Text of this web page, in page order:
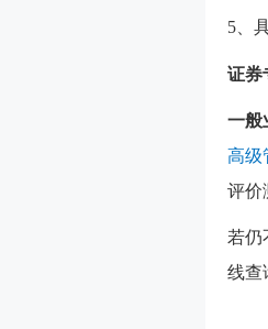
5、
证券
一般
高级
评价
若仍
线查